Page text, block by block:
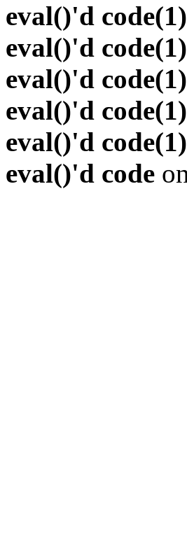
eval()'d
eval()'d
eval()'d
eval()'d
eval()'d
eval()'d code